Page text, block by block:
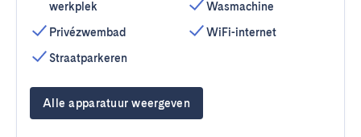
werkplek
Privézwembad
Straatparkeren
Wasmachine
WiFi-internet
Alle apparatuur weergeven